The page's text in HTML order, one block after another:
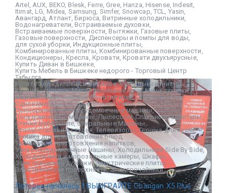
Artel AUX BEKO Blesk Ferre, Gree, Hanza Hisense, Indesit
Itimat, LG Midea Samsung Simfer, Snowcap TCL Yasin
Авангард Атлант ,Бирюса Витринные холодильники
Водонагреватели Встраиваемые духовки
Встраиваемые поверхности Вытяжки Газовые плиты
Газовые поверхности
Диспенсеры и помпы для воды
для сухой уборки Индукционные плиты
Комбинированные плиты Комбинированные поверхности
Кондиционеры Кресла Кровати Кровати двухъярусные,
Купить Диван в Бишкеке,
Купить Мебель в Бишкеке недорого - Торговый Центр
Табылга,
Купить Холодильник в Бишкеке,Кухонные гарнитуры,
Кухонные уголки,Микроволновые печи,Мини духовки,
Морозильные камеры,Мультиварки,Обогреватели,
Однокамерные холодильники,Плиты,
Полноразмерные посудомоечные машины,
Посудомоечные машины ,Пылесосы,Спальные гарнитуры ,
Стенки мебельные,Стиральные Машины ,
Столы столики и стулья,Телевизоры ,Техника для кухни,
Техника для приготовления блюд,
Техника для приготовления напитков
Узкие посудомоечные машины Холодильники Side By Side,
Холодильники и морозильные камеры Шкафы ,
Электрические духовки,Электрические плиты
Электрические поверхности,Электрочайники
Лотерея началась ❗ ВЫИГРАЙТЕ Changan X5 Plus